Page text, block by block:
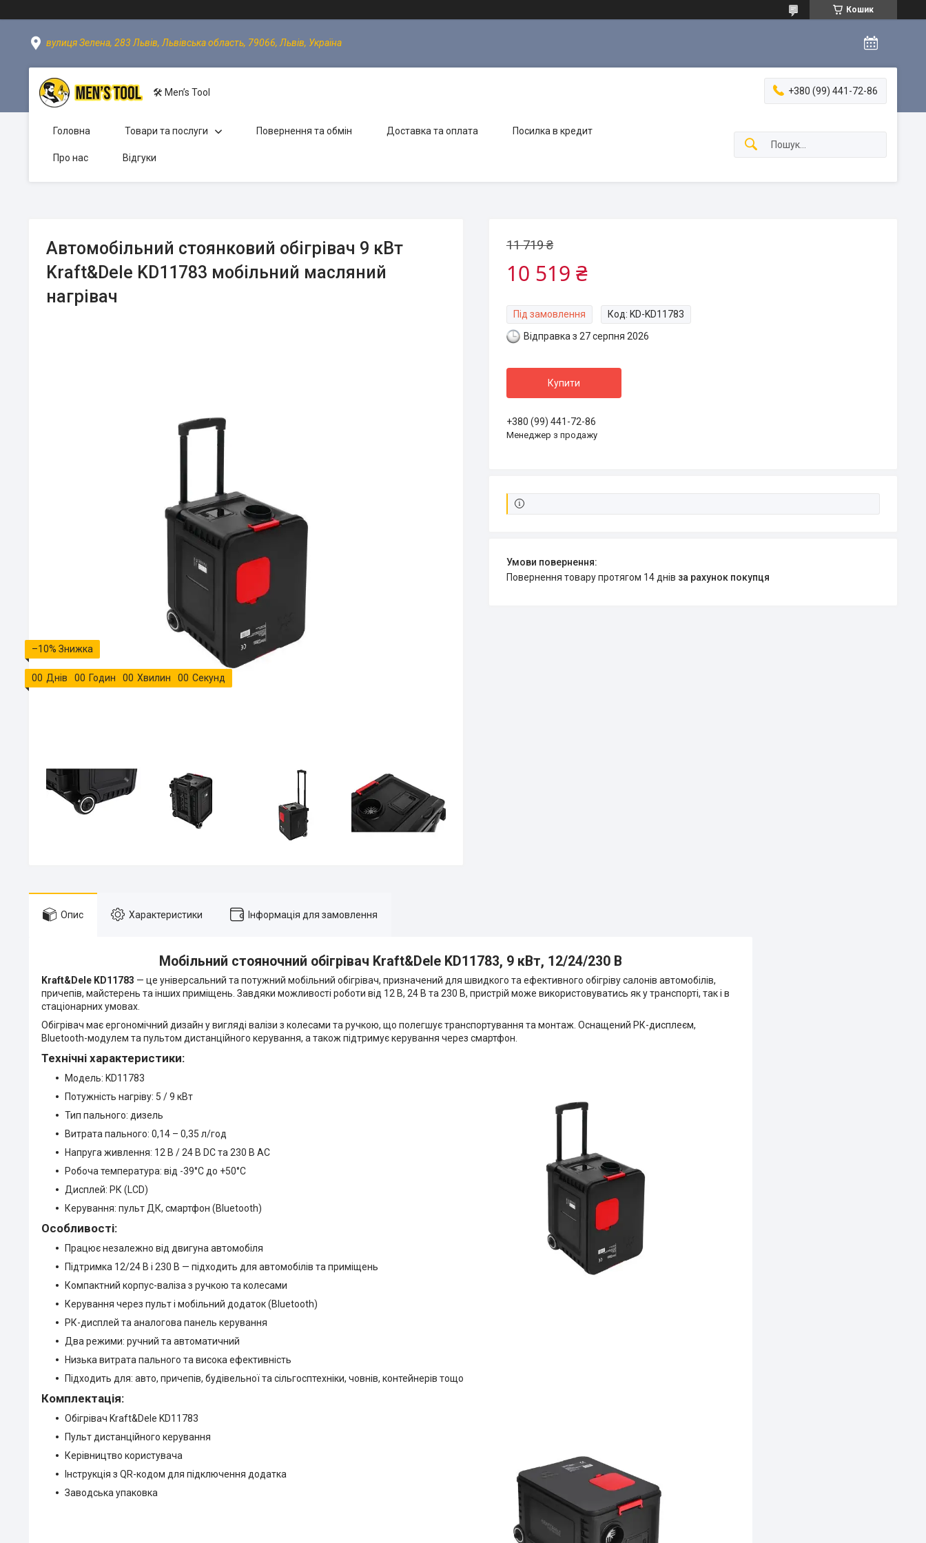
Кошик
вулиця Зелена, 283 Львів, Львівська область, 79066, Львів, Україна
🛠 Men’s Tool +380 (99) 441-72-86
Головна Товари та послуги Повернення та обмін Доставка та оплата Посилка в кредит
Про нас Відгуки
Автомобільний стоянковий обігрівач 9 кВт
Kraft&Dele KD11783 мобільний масляний
нагрівач
–10%
00 Днів 00 Годин 00 Хвилин 00 Секунд
11 719 ₴
10 519 ₴
Під замовлення Код: KD-KD11783
Відправка з 27 серпня 2026
Купити
+380 (99) 441-72-86
Менеджер з продажу
повернення товару протягом 14 днів за рахунок покупця
Опис Характеристики Інформація для замовлення
Мобільний стояночний обігрівач Kraft&Dele KD11783, 9 кВт, 12/24/230 В
Kraft&Dele KD11783 — це універсальний та потужний мобільний обігрівач, призначений для швидкого та ефективного обігріву салонів автомобілів,
причепів, майстерень та інших приміщень. Завдяки можливості роботи від 12 В, 24 В та 230 В, пристрій може використовуватись як у транспорті, так і в
стаціонарних умовах.
Обігрівач має ергономічний дизайн у вигляді валізи з колесами та ручкою, що полегшує транспортування та монтаж. Оснащений РК-дисплеєм,
Bluetooth-модулем та пультом дистанційного керування, а також підтримує керування через смартфон.
Технічні характеристики:
Модель: KD11783
Потужність нагріву: 5 / 9 кВт
Тип пального: дизель
Витрата пального: 0,14 – 0,35 л/год
Напруга живлення: 12 В / 24 В DC та 230 В AC
Робоча температура: від -39°C до +50°C
Дисплей: РК (LCD)
Керування: пульт ДК, смартфон (Bluetooth)
Особливості:
Працює незалежно від двигуна автомобіля
Підтримка 12/24 В і 230 В — підходить для автомобілів та приміщень
Компактний корпус-валіза з ручкою та колесами
Керування через пульт і мобільний додаток (Bluetooth)
РК-дисплей та аналогова панель керування
Два режими: ручний та автоматичний
Низька витрата пального та висока ефективність
Підходить для: авто, причепів, будівельної та сільгосптехніки, човнів, контейнерів тощо
Комплектація:
Обігрівач Kraft&Dele KD11783
Пульт дистанційного керування
Керівництво користувача
Інструкція з QR-кодом для підключення додатка
Заводська упаковка